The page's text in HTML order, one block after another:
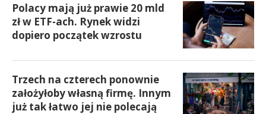
Polacy mają już prawie 20 mld
zł w ETF-ach. Rynek widzi
dopiero początek wzrostu
Trzech na czterech ponownie
założyłoby własną firmę. Innym
już tak łatwo jej nie polecają